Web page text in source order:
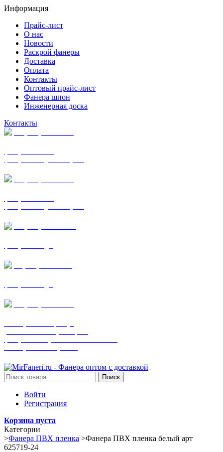
Информация
Прайс-лист
О нас
Новости
Раскрой фанеры
Доставка
Оплата
Контакты
Оптовый прайс-лист
Фанера шпон
Инженерная доска
Контакты
Поиск
Войти
Регистрация
Корзина пуста
Категории
>Фанера ПВХ пленка >Фанера ПВХ пленка белый арт
625719-24